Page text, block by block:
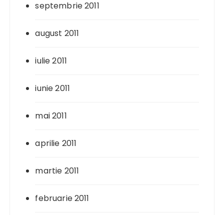
septembrie 2011
august 2011
iulie 2011
iunie 2011
mai 2011
aprilie 2011
martie 2011
februarie 2011